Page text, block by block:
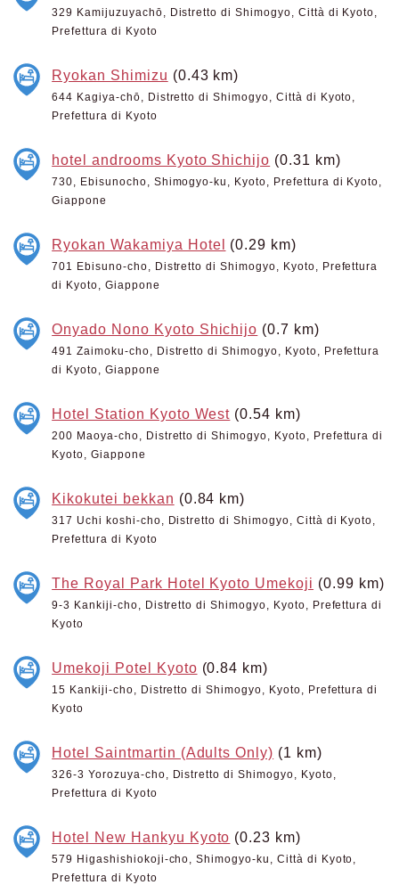
329 Kamijuzuyachō, Distretto di Shimogyo, Città di Kyoto,
Prefettura di Kyoto
Ryokan Shimizu (0.43 km)
644 Kagiya-chō, Distretto di Shimogyo, Città di Kyoto,
Prefettura di Kyoto
hotel androoms Kyoto Shichijo (0.31 km)
730, Ebisunocho, Shimogyo-ku, Kyoto, Prefettura di Kyoto,
Giappone
Ryokan Wakamiya Hotel (0.29 km)
701 Ebisuno-cho, Distretto di Shimogyo, Kyoto, Prefettura
di Kyoto, Giappone
Onyado Nono Kyoto Shichijo (0.7 km)
491 Zaimoku-cho, Distretto di Shimogyo, Kyoto, Prefettura
di Kyoto, Giappone
Hotel Station Kyoto West (0.54 km)
200 Maoya-cho, Distretto di Shimogyo, Kyoto, Prefettura di
Kyoto, Giappone
Kikokutei bekkan (0.84 km)
317 Uchi koshi-cho, Distretto di Shimogyo, Città di Kyoto,
Prefettura di Kyoto
The Royal Park Hotel Kyoto Umekoji (0.99 km)
9-3 Kankiji-cho, Distretto di Shimogyo, Kyoto, Prefettura di
Kyoto
Umekoji Potel Kyoto (0.84 km)
15 Kankiji-cho, Distretto di Shimogyo, Kyoto, Prefettura di
Kyoto
Hotel Saintmartin (Adults Only) (1 km)
326-3 Yorozuya-cho, Distretto di Shimogyo, Kyoto,
Prefettura di Kyoto
Hotel New Hankyu Kyoto (0.23 km)
579 Higashishiokoji-cho, Shimogyo-ku, Città di Kyoto,
Prefettura di Kyoto